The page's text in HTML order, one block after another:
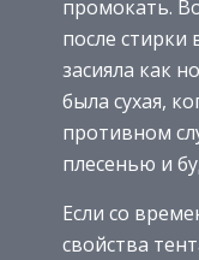
промокать.
после стирки
засияла как
была сухая,
противном
плесенью и
Если со
свойства